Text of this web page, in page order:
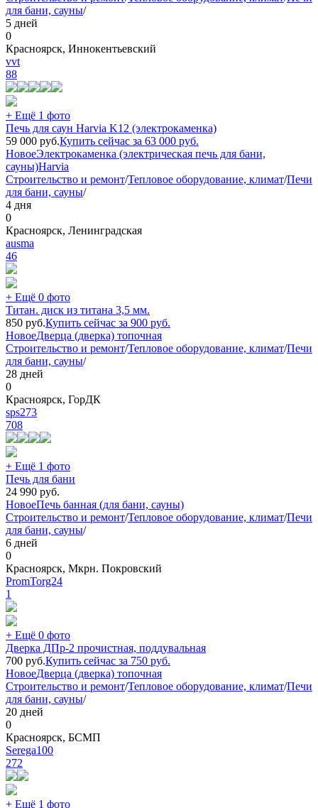
для бани, сауны/
5 дней
0
Красноярск, Иннокентьевский
vvt
88
+ Ещё 1 фото
Печь для саун Harvia K12 (электрокаменка)
59 000 руб.Купить сейчас за 63 000 руб.
НовоеЭлектрокаменка (электрическая печь для бани,
сауны)Harvia
Строительство и ремонт/Тепловое оборудование, климат/Печи
для бани, сауны/
4 дня
0
Красноярск, Ленинградская
ausma
46
+ Ещё 0 фото
Титан. диск из титана 3,5 мм.
850 руб.Купить сейчас за 900 руб.
НовоеДверца (дверка) топочная
Строительство и ремонт/Тепловое оборудование, климат/Печи
для бани, сауны/
28 дней
0
Красноярск, ГорДК
sps273
708
+ Ещё 1 фото
Печь для бани
24 990 руб.
НовоеПечь банная (для бани, сауны)
Строительство и ремонт/Тепловое оборудование, климат/Печи
для бани, сауны/
6 дней
0
Красноярск, Мкрн. Покровский
PromTorg24
1
+ Ещё 0 фото
Дверка ДПр-2 прочистная, поддувальная
700 руб.Купить сейчас за 750 руб.
НовоеДверца (дверка) топочная
Строительство и ремонт/Тепловое оборудование, климат/Печи
для бани, сауны/
20 дней
0
Красноярск, БСМП
Serega100
272
+ Ещё 1 фото